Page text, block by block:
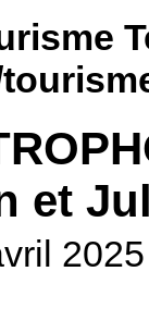
et